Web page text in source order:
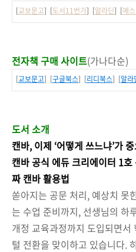
[교보문고] [도서11번가] [알라딘] [예
전자책 구매 사이트(가나다순)
[교보문고] [구글북스] [리디북스] [알라
도서 소개
캔바, 이제 ‘어떻게 쓰느냐’가
캔바 공식 에듀 크리에이터 1
짜 캔바 활용법
쏟아지는 공문 처리, 예상치 못
는 수업 준비까지, 선생님의 하
개정 교육과정까지 도입되면
털 전환을 맞이하고 있습니다.